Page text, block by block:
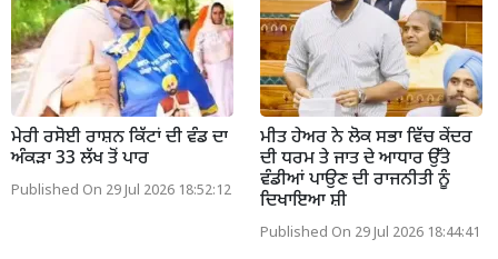
ਮੇਰੀ ਰਸੋਈ ਰਾਸ਼ਨ ਕਿੱਟਾਂ ਦੀ ਵੰਡ ਦਾ
ਅੰਕੜਾ 33 ਲੱਖ ਤੋਂ ਪਾਰ
Published On 29 Jul 2026 18:52:12
ਮੀਤ ਹੇਅਰ ਨੇ ਲੋਕ ਸਭਾ ਵਿੱਚ ਕੇਂਦਰ
ਦੀ ਧਰਮ ਤੇ ਜਾਤ ਦੇ ਆਧਾਰ ਉੱਤੇ
ਵੰਡੀਆਂ ਪਾਉਣ ਦੀ ਰਾਜਨੀਤੀ ਨੂੰ
ਦਿਖਾਇਆ ਸ਼ੀ
Published On 29 Jul 2026 18:44:41